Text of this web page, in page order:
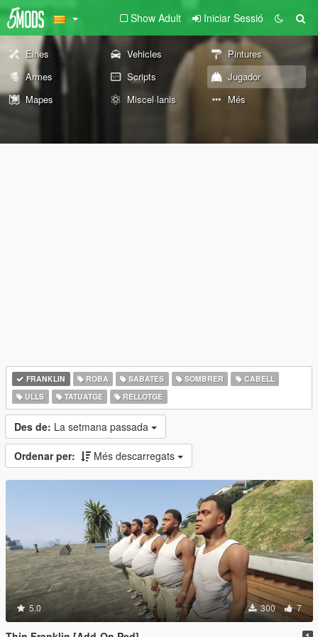
Show Adult Iniciar Sessió
Eines Vehicles
Pintures
Armes
Scripts
Jugador
Mapes
Miscel·lanis Més
FRANKLIN ROBA SABATES SOMBRER
CABELL
ULLS
TATUATGE RELLOTGE
Des de: La setmana passada
Ordenar per: Més descarregats
5.0 300 7